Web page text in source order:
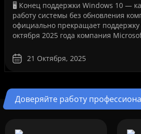
🖥️ Конец поддержки Windows 10 —
работу системы без обновления
официально прекращает
октября 2025 года компания
10. Это ..21 Октября, 2025
Доверяйте работу